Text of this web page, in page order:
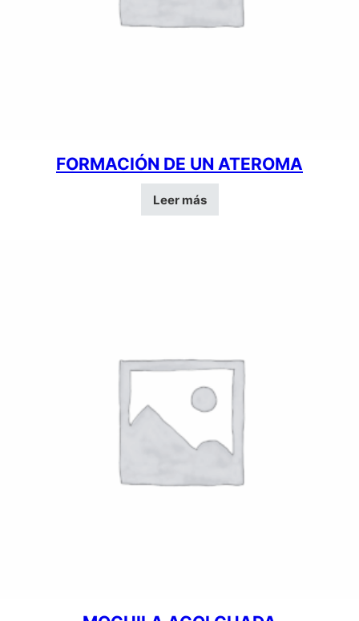
FORMACIÓN DE UN ATEROMA
Leer más